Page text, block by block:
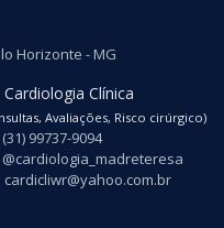
Horizonte - MG
Cardiologia Clínica
Avaliações, Risco cirúrgico)
(31) 99737-9094
@cardiologia_madreteresa
cardicliwr@yahoo.com.br